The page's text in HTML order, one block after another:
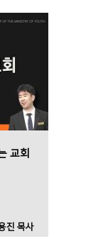
교회
진 목사